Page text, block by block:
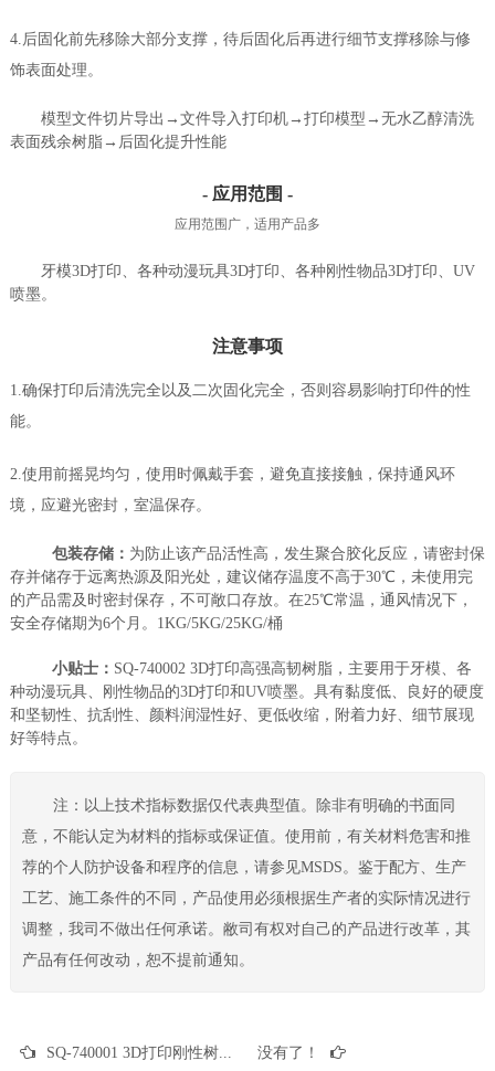
4.后固化前先移除大部分支撑，待后固化后再进行细节支撑移除与修
饰表面处理。
模型文件切片导出→文件导入打印机→打印模型→无水乙醇清洗
表面残余树脂→后固化提升性能
- 应用范围 -
应用范围广，适用产品多
牙模3D打印、各种动漫玩具3D打印、各种刚性物品3D打印、UV
喷墨。
注意事项
1.确保打印后清洗完全以及二次固化完全，否则容易影响打印件的性
能。
2.使用前摇晃均匀，使用时佩戴手套，避免直接接触，保持通风环
境，应避光密封，室温保存。
包装存储： 为防止该产品活性高，发生聚合胶化反应，请密封保
存并储存于远离热源及阳光处，建议储存温度不高于30℃，未使用完
的产品需及时密封保存，不可敞口存放。在25℃常温，通风情况下，
安全存储期为6个月。1KG/5KG/25KG/桶
小贴士： SQ-740002 3D打印高强高韧树脂，主要用于牙模、各
种动漫玩具、刚性物品的3D打印和UV喷墨。具有黏度低、良好的硬度
和坚韧性、抗刮性、颜料润湿性好、更低收缩，附着力好、细节展现
好等特点。
注：以上技术指标数据仅代表典型值。除非有明确的书面同
意，不能认定为材料的指标或保证值。使用前，有关材料危害和推
荐的个人防护设备和程序的信息，请参见MSDS。鉴于配方、生产
工艺、施工条件的不同，产品使用必须根据生产者的实际情况进行
调整，我司不做出任何承诺。敝司有权对自己的产品进行改革，其
产品有任何改动，恕不提前通知。
没有了！